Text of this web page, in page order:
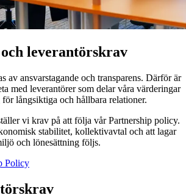
leverantörskrav
av ansvarstagande och transparens. Därför är
med leverantörer som delar våra värderingar
långsiktiga och hållbara relationer.
vi krav på att följa vår Partnership policy.
stabilitet, kollektivavtal och att lagar
och lönesättning följs.
Policy